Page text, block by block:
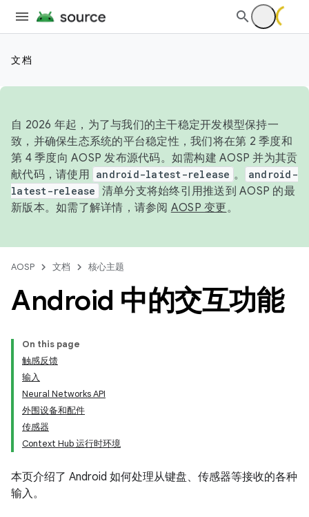
文档
自 2026 年起，为了与我们的主干稳定开发模型保持一
致，并确保生态系统的平台稳定性，我们将在第 2 季度和
第 4 季度向 AOSP 发布源代码。如需构建 AOSP 并为其贡
献代码，请使用 android-latest-release 。
android-
latest-release 清单分支将始终引用推送到 AOSP 的最
新版本。如需了解详情，请参阅 AOSP 变更。
AOSP 文档 核心主题
Android 中的交互功能
On this page
触感反馈
输入
Neural Networks API
外围设备和配件
传感器
Context Hub 运行时环境
本页介绍了 Android 如何处理从键盘、传感器等接收的各种
输入。